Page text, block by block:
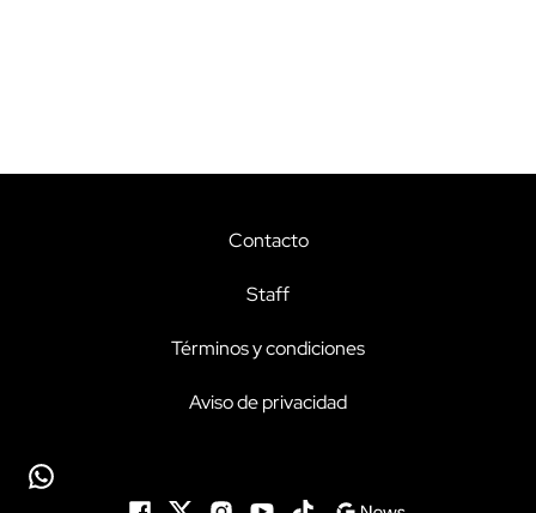
Contacto
Staff
Términos y condiciones
Aviso de privacidad